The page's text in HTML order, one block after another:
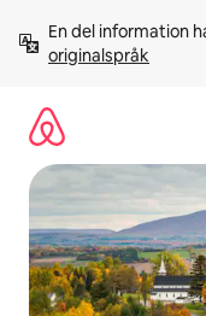
innehåll
En del information
originalspråk